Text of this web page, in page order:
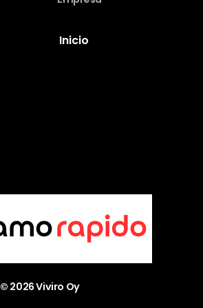
© 2026 Viviro Oy
Inicio